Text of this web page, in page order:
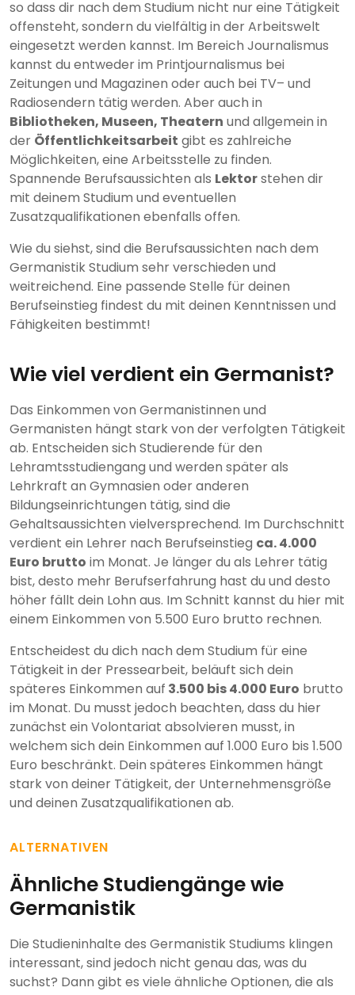
so dass dir nach dem Studium nicht nur eine Tätigkeit
offensteht, sondern du vielfältig in der Arbeitswelt
eingesetzt werden kannst. Im Bereich Journalismus
kannst du entweder im Printjournalismus bei
Zeitungen und Magazinen oder auch bei TV– und
Radiosendern tätig werden. Aber auch in
Bibliotheken, Museen, Theatern und allgemein in
der Öffentlichkeitsarbeit gibt es zahlreiche
Möglichkeiten, eine Arbeitsstelle zu finden.
Spannende Berufsaussichten als Lektorstehen dir
mit deinem Studium und eventuellen
Zusatzqualifikationen ebenfalls offen.
Wie du siehst, sind die Berufsaussichten nach dem
Germanistik Studium sehr verschieden und
weitreichend. Eine passende Stelle für deinen
Berufseinstieg findest du mit deinen Kenntnissen und
Fähigkeiten bestimmt!
Wie viel verdient ein Germanist?
Das Einkommen von Germanistinnen und
Germanisten hängt stark von der verfolgten Tätigkeit
ab. Entscheiden sich Studierende für den
Lehramtsstudiengang und werden später als
Lehrkraft an Gymnasien oder anderen
Bildungseinrichtungen tätig, sind die
Gehaltsaussichten vielversprechend. Im Durchschnitt
verdient ein Lehrer nach Berufseinstieg ca. 4.000
Euro brutto im Monat. Je länger du als Lehrer tätig
bist, desto mehr Berufserfahrung hast du und desto
höher fällt dein Lohn aus. Im Schnitt kannst du hier mit
einem Einkommen von 5.500 Euro brutto rechnen.
Entscheidest du dich nach dem Studium für eine
Tätigkeit in der Pressearbeit, beläuft sich dein
späteres Einkommen auf 3.500 bis 4.000 Euro brutto
im Monat. Du musst jedoch beachten, dass du hier
zunächst ein Volontariat absolvieren musst, in
welchem sich dein Einkommen auf 1.000 Euro bis 1.500
Euro beschränkt. Dein späteres Einkommen hängt
stark von deiner Tätigkeit, der Unternehmensgröße
und deinen Zusatzqualifikationen ab.
ALTERNATIVEN
Ähnliche Studiengänge wie
Germanistik
Die Studieninhalte des Germanistik Studiums klingen
interessant, sind jedoch nicht genau das, was du
suchst? Dann gibt es viele ähnliche Optionen, die als